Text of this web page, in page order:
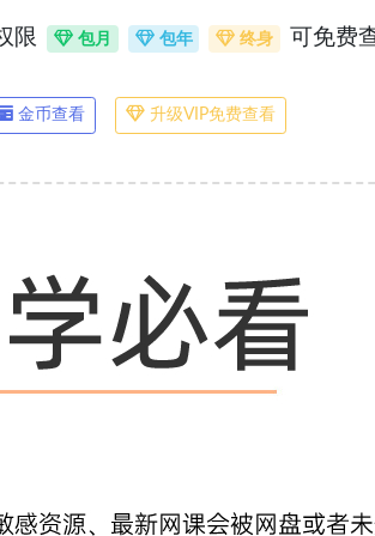
限 包月 包年 终身 可免费
金币查看 升级VIP免费查看